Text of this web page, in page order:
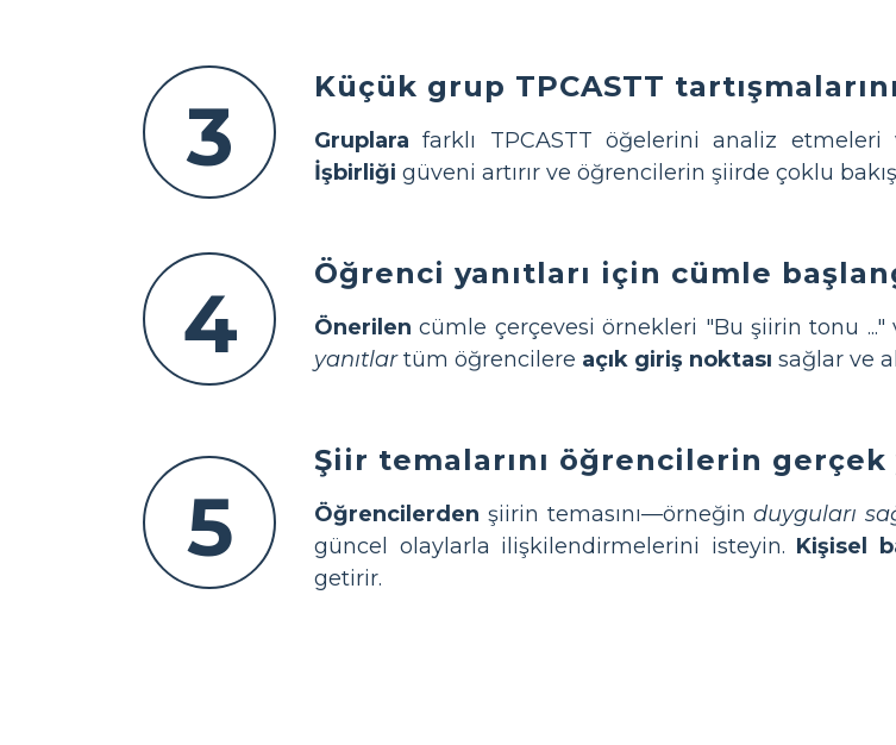
3
Küçük grup TPCASTT
Gruplara farklı TPCASTT öğelerini analiz etmeleri
İşbirliği güveni artırır ve öğrencilerin şiirde çoklu
4
Öğrenci yanıtları için cümle
Önerilen cümle çerçevesi örnekleri "Bu şiirin tonu ..."
yanıtlartüm öğrencilere açık giriş noktası sağlar ve
5
Şiir temalarını öğrencilerin
Öğrencilerden şiirin temasını—örneğinduyguları
güncel olaylarla ilişkilendirmelerini isteyin. Kişisel
getirir.